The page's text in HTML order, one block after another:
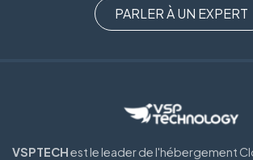
PARLER À UN EXPERT
VSPTECHest le leader de l'hébergement